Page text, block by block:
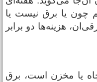
چون یا برق نیست یا
هزینه‌ها دو برابر
یا مخزن است، برق